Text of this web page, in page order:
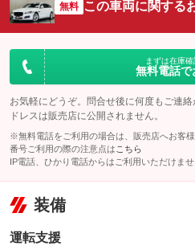
無料 この車両に関する
まずは在庫
無料電話で
お気軽にどうぞ。問合せ後に何度もご連
ドレスは販売店に公開されません。
※無料電話をご利用の場合は、販売店へお客
番号ご利用の際の注意点は こちら
IP電話、ひかり電話からはご利用いただけませ
装備
運転支援